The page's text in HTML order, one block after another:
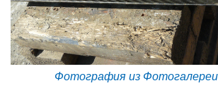
Фотография из Фотогалереи